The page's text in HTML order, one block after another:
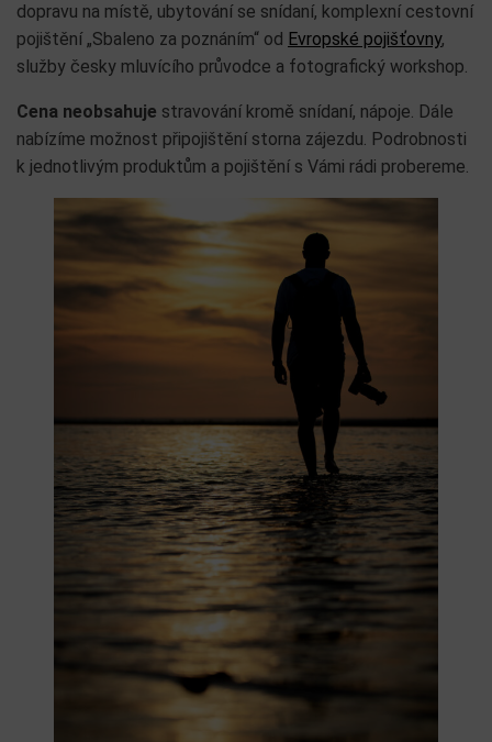
dopravu na místě, ubytování se snídaní, komplexní cestovní
pojištění „Sbaleno za poznáním“ od Evropské pojišťovny,
služby česky mluvícího průvodce a fotografický workshop.
Cena neobsahuje stravování kromě snídaní, nápoje. Dále
nabízíme možnost připojištění storna zájezdu. Podrobnosti
k jednotlivým produktům a pojištění s Vámi rádi probereme.